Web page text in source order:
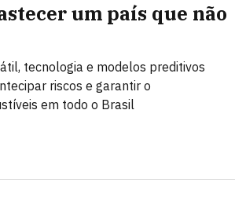
um país que não
tecnologia e modelos preditivos
riscos e garantir o
em todo o Brasil